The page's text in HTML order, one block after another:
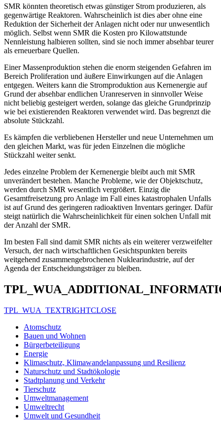
SMR könnten theoretisch etwas günstiger Strom produzieren, als
gegenwärtige Reaktoren. Wahrscheinlich ist dies aber ohne eine
Reduktion der Sicherheit der Anlagen nicht oder nur unwesentlich
möglich. Selbst wenn SMR die Kosten pro Kilowattstunde
Nennleistung halbieren sollten, sind sie noch immer absehbar teurer
als erneuerbare Quellen.
Einer Massenproduktion stehen die enorm steigenden Gefahren im
Bereich Proliferation und äußere Einwirkungen auf die Anlagen
entgegen. Weiters kann die Stromproduktion aus Kernenergie auf
Grund der absehbar endlichen Uranreserven in sinnvoller Weise
nicht beliebig gesteigert werden, solange das gleiche Grundprinzip
wie bei existierenden Reaktoren verwendet wird. Das begrenzt die
absolute Stückzahl.
Es kämpfen die verbliebenen Hersteller und neue Unternehmen um
den gleichen Markt, was für jeden Einzelnen die mögliche
Stückzahl weiter senkt.
Jedes einzelne Problem der Kernenergie bleibt auch mit SMR
unverändert bestehen. Manche Probleme, wie der Objektschutz,
werden durch SMR wesentlich vergrößert. Einzig die
Gesamtfreisetzung pro Anlage im Fall eines katastrophalen Unfalls
ist auf Grund des geringeren radioaktiven Inventars geringer. Dafür
steigt natürlich die Wahrscheinlichkeit für einen solchen Unfall mit
der Anzahl der SMR.
Im besten Fall sind damit SMR nichts als ein weiterer verzweifelter
Versuch, der nach wirtschaftlichen Gesichtspunkten bereits
weitgehend zusammengebrochenen Nuklearindustrie, auf der
Agenda der Entscheidungsträger zu bleiben.
TPL_WUA_TEXTRIGHTCLOSE
Atomschutz
Bauen und Wohnen
Bürgerbeteiligung
Energie
Klimaschutz, Klimawandelanpassung und Resilienz
Naturschutz und Stadtökologie
Stadtplanung und Verkehr
Tierschutz
Umweltmanagement
Umweltrecht
Umwelt und Gesundheit